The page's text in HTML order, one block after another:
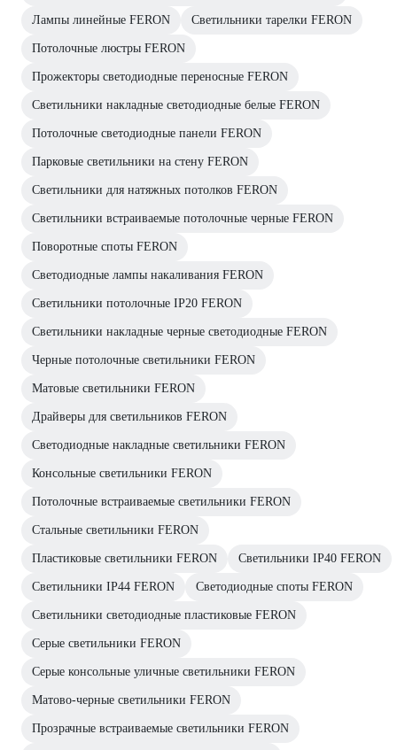
Лампы линейные FERON Светильники тарелки FERON
Потолочные люстры FERON
Прожекторы светодиодные переносные FERON
Светильники накладные светодиодные белые FERON
Потолочные светодиодные панели FERON
Парковые светильники на стену FERON
Светильники для натяжных потолков FERON
Светильники встраиваемые потолочные черные FERON
Поворотные споты FERON
Светодиодные лампы накаливания FERON
Светильники потолочные IP20 FERON
Светильники накладные черные светодиодные FERON
Черные потолочные светильники FERON
Матовые светильники FERON
Драйверы для светильников FERON
Светодиодные накладные светильники FERON
Консольные светильники FERON
Потолочные встраиваемые светильники FERON
Стальные светильники FERON
Пластиковые светильники FERON Светильники IP40 FERON
Светильники IP44 FERON Светодиодные споты FERON
Светильники светодиодные пластиковые FERON
Серые светильники FERON
Серые консольные уличные светильники FERON
Матово-черные светильники FERON
Прозрачные встраиваемые светильники FERON